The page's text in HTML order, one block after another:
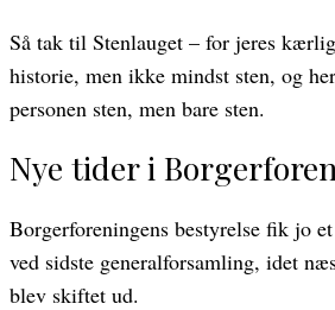
Så tak til Stenlauget – for jeres
historie, men ikke mindst sten, og
personen sten, men bare sten.
Nye tider i
Borgerforeningens bestyrelse fik jo
ved sidste generalforsamling, idet
blev skiftet ud.